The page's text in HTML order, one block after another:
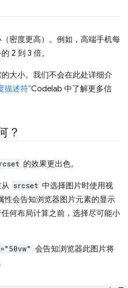
密度更高）。例如，高端手机每
2 到 3 倍。
大小。我们不会在此处详细介
描述符”Codelab 中了解更多信
？
的效果更出色。
srcset 中选择图片时使用视
性会告知浏览器图片元素的显示
何布局计算之前，选择尽可能小
会告知浏览器此图片将